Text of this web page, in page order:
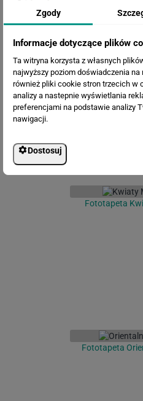
Fototapeta
Fototapeta
Fototapeta
Zgody
Informacje dotyczące plików
Ta witryna korzysta z własnych
najwyższy poziom doświadczenia
również pliki cookie stron trzecich w
analizy a nastepnie wyświetlania
preferencjami na podstawie analizy
nawigacji.
Dostosuj